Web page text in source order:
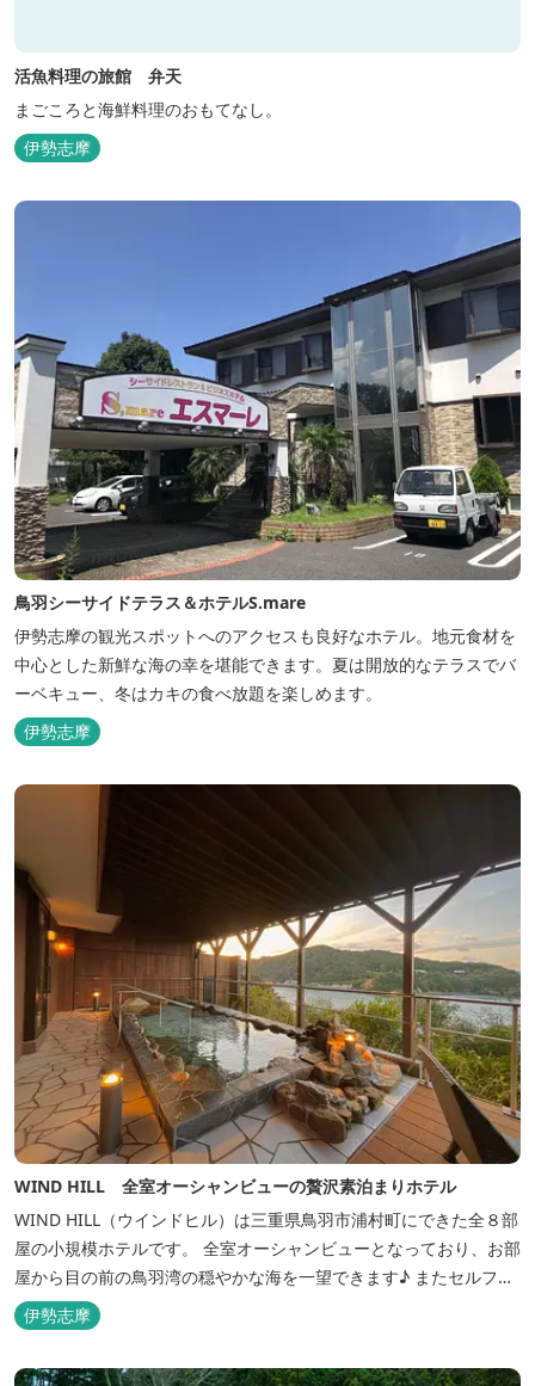
活魚料理の旅館 弁天
まごころと海鮮料理のおもてなし。
伊勢志摩
鳥羽シーサイドテラス＆ホテルS.mare
伊勢志摩の観光スポットへのアクセスも良好なホテル。地元食材を
中心とした新鮮な海の幸を堪能できます。夏は開放的なテラスでバ
ーベキュー、冬はカキの食べ放題を楽しめます。
伊勢志摩
WIND HILL 全室オーシャンビューの贅沢素泊まりホテル
WIND HILL（ウインドヒル）は三重県鳥羽市浦村町にできた全８部
屋の小規模ホテルです。 全室オーシャンビューとなっており、お部
屋から目の前の鳥羽湾の穏やかな海を一望できます♪ またセルフチ
ェックイン方式を採用しているため、好きな時間に非対面でチェッ
クインが可能です。 食事提供や接客サービスがない分、リーズナブ
ルな料金で宿泊が可能なため、観光目的の拠点としてぜひご利用く
伊勢志摩